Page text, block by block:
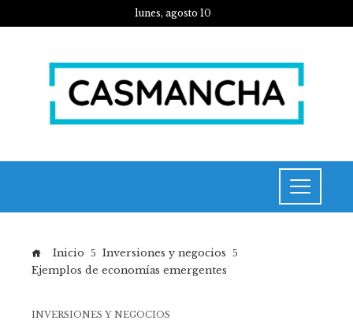
lunes, agosto 10
Inicio
Inversiones y negocios
Ejemplos de economías emergentes
INVERSIONES Y NEGOCIOS